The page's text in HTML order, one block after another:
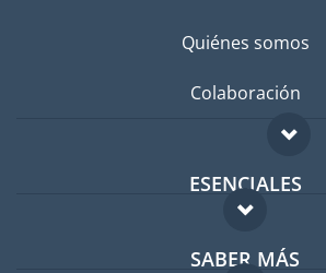
Quiénes somos
Colaboración
ESENCIALES
Foro para expatriados
Guía para expatriados
SABER MÁS